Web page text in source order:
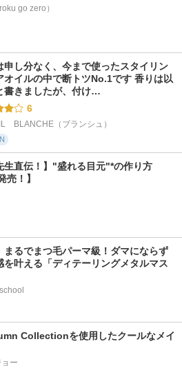
go zero）
申し分なく、今まで使ったスタイリン
オイルの中で断トツNo.1です 香りは以
書きましたが、付け…
6
　BLANCHE（ブランシュ）
生直伝！】"盛れる目元"*の作り方
売！】
まるでまつ毛パーマ級！ダマにならず
を叶える「ディテーリングメタルマス
Collectionを使用したクールなメイ
ー